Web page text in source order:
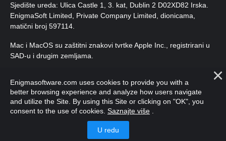
Sjedište ureda: Ulica Castle 1, 3. kat, Dublin 2 D02XD82 Irska.
EnigmaSoft Limited, Private Company Limited, dionicama,
matični broj 597114.
Mac i MacOS su zaštitni znakovi tvrtke Apple Inc., registrirani u
SAD-u i drugim zemljama.
pridržana.
Enigmasoftware.com uses cookies to provide you with a
better browsing experience and analyze how users navigate
and utilize the Site. By using this Site or clicking on "OK", you
consent to the use of cookies. Saznajte više